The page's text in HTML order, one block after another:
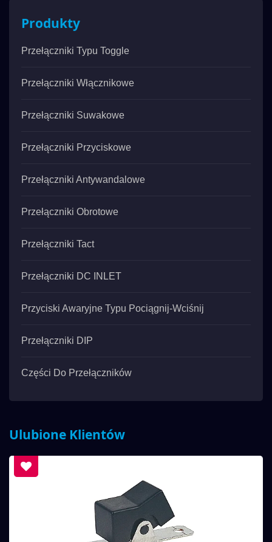
Produkty
Przełączniki Typu Toggle
Przełączniki Włącznikowe
Przełączniki Suwakowe
Przełączniki Przyciskowe
Przełączniki Antywandalowe
Przełączniki Obrotowe
Przełączniki Tact
Przełączniki DC INLET
Przyciski Awaryjne Typu Pociągnij-Wciśnij
Przełączniki DIP
Części Do Przełączników
Ulubione Klientów